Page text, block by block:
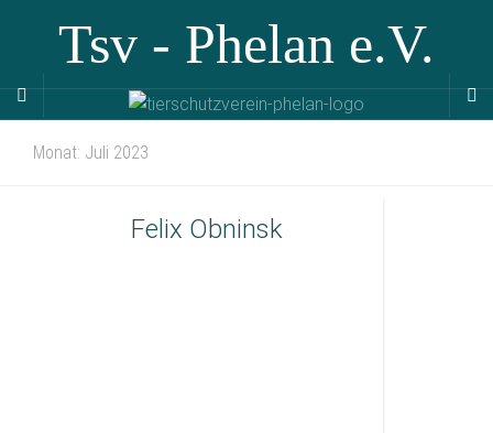
Tsv - Phelan e.V.
Monat: Juli 2023
Felix Obninsk